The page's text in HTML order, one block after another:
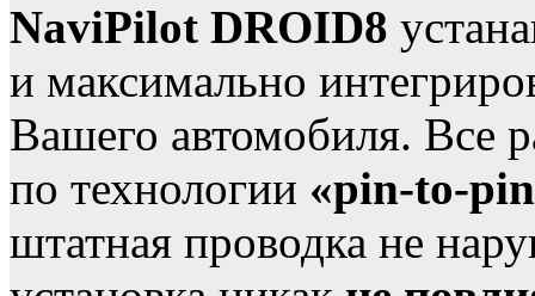
NaviPilot DROID8
и максимально
Вашего автомобиля. Все
по технологии «pin-to-
штатная проводка не